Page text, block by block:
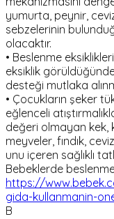
yumurta, peynir,
sebzelerinin
olacaktır.
• Beslenme
eksiklik
desteği mutlaka
• Çocukların şeker
eğlenceli
değeri olmayan kek,
meyveler, fındık,
unu içeren sağlıklı
Bebeklerde
https://
gida-kullanmanin-
B